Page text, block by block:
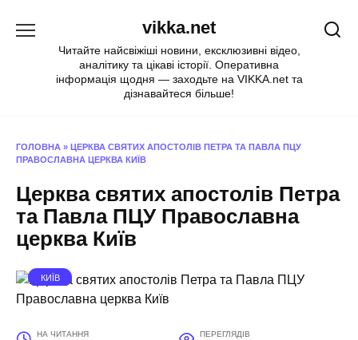
vikka.net
Читайте найсвіжіші новини, ексклюзивні відео,
аналітику та цікаві історії. Оперативна
інформація щодня — заходьте на VIKKA.net та
дізнавайтеся більше!
ГОЛОВНА » ЦЕРКВА СВЯТИХ АПОСТОЛІВ ПЕТРА ТА ПАВЛА ПЦУ
ПРАВОСЛАВНА ЦЕРКВА КИЇВ
Церква святих апостолів Петра
та Павла ПЦУ Православна
церква Київ
КИЇВ
НА ЧИТАННЯ ПЕРЕГЛЯДІВ